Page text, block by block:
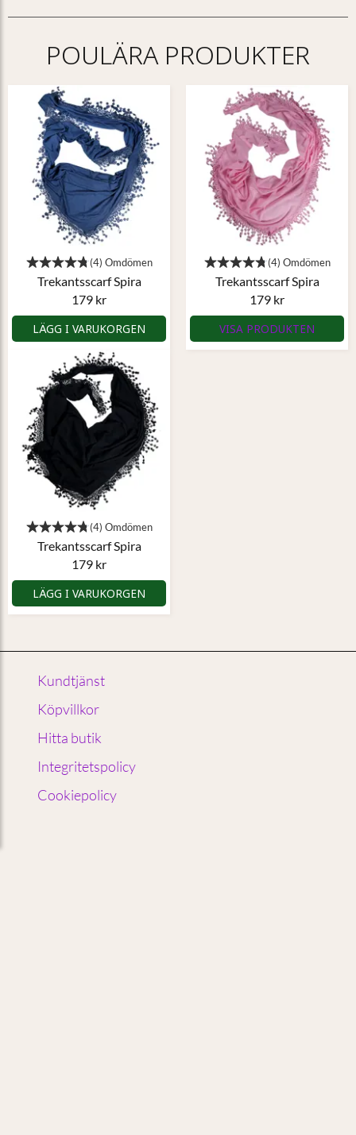
POULÄRA PRODUKTER
Trekantsscarf Spira
179 kr
LÄGG I VARUKORGEN
Trekantsscarf Spira
179 kr
VISA PRODUKTEN
Trekantsscarf Spira
179 kr
LÄGG I VARUKORGEN
Kundtjänst
Köpvillkor
Hitta butik
Integritetspolicy
Cookiepolicy